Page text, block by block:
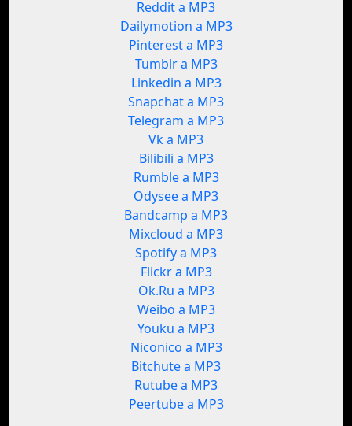
Reddit a MP3
Dailymotion a MP3
Pinterest a MP3
Tumblr a MP3
Linkedin a MP3
Snapchat a MP3
Telegram a MP3
Vk a MP3
Bilibili a MP3
Rumble a MP3
Odysee a MP3
Bandcamp a MP3
Mixcloud a MP3
Spotify a MP3
Flickr a MP3
Ok.Ru a MP3
Weibo a MP3
Youku a MP3
Niconico a MP3
Bitchute a MP3
Rutube a MP3
Peertube a MP3